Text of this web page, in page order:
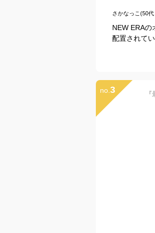
さかなっこ(50
NEW ERA
配置されて
no. 3